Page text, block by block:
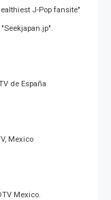
J-Pop fansite"
de España
Mexico
Mexico.